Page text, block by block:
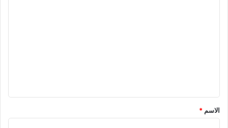
*
الاسم *